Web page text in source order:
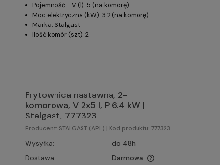
Pojemność - V (l): 5 (na komorę)
Moc elektryczna (kW): 3.2 (na komorę)
Marka: Stalgast
Ilość komór (szt): 2
Frytownica nastawna, 2-
komorowa, V 2x5 l, P 6.4 kW |
Stalgast, 777323
Producent: STALGAST (APL) | Kod produktu: 777323
Wysyłka:
do 48h
Dostawa:
Darmowa